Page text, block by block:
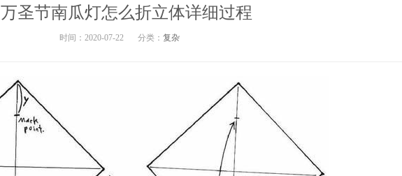
万圣节南瓜灯怎么折立体详细过程
时间：2020-07-22 分类： 复杂